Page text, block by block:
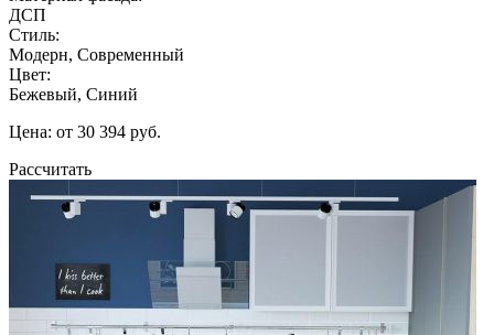
ДСП
Стиль:
Модерн, Современный
Цвет:
Бежевый, Синий
Цена: от 30 394 руб.
Рассчитать